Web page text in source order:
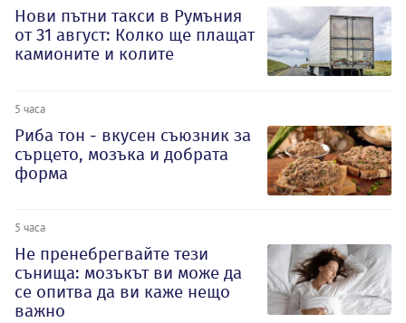
Нови пътни такси в Румъния
от 31 август: Колко ще плащат
камионите и колите
5 часа
Риба тон - вкусен съюзник за
сърцето, мозъка и добрата
форма
5 часа
Не пренебрегвайте тези
сънища: мозъкът ви може да
се опитва да ви каже нещо
важно